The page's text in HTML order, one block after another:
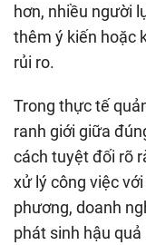
hơn, nhiều người
thêm ý kiến hoặc
rủi ro.
Trong thực tế
ranh giới giữa
cách tuyệt đối rõ
xử lý công việc
phương, doanh
phát sinh hậu